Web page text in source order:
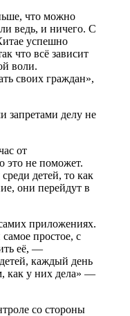
что можно
ведь, и ничего. С
успешно
что всё зависит
воли.
своих граждан»,
запретами делу не
от
это не поможет.
детей, то как
они перейдут в
приложениях.
простое, с
её, —
каждый день
как у них дела» —
со стороны